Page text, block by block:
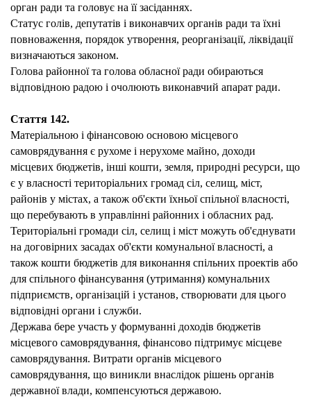
орган ради та головує на її засіданнях.
Статус голів, депутатів і виконавчих органів ради та їхні
повноваження, порядок утворення, реорганізації, ліквідації
визначаються законом.
Голова районної та голова обласної ради обираються
відповідною радою і очолюють виконавчий апарат ради.
Стаття 142.
Матеріальною і фінансовою основою місцевого
самоврядування є рухоме і нерухоме майно, доходи
місцевих бюджетів, інші кошти, земля, природні ресурси, що
є у власності територіальних громад сіл, селищ, міст,
районів у містах, а також об'єкти їхньої спільної власності,
що перебувають в управлінні районних і обласних рад.
Територіальні громади сіл, селищ і міст можуть об'єднувати
на договірних засадах об'єкти комунальної власності, а
також кошти бюджетів для виконання спільних проектів або
для спільного фінансування (утримання) комунальних
підприємств, організацій і установ, створювати для цього
відповідні органи і служби.
Держава бере участь у формуванні доходів бюджетів
місцевого самоврядування, фінансово підтримує місцеве
самоврядування. Витрати органів місцевого
самоврядування, що виникли внаслідок рішень органів
державної влади, компенсуються державою.